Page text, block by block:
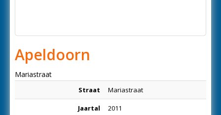
Apeldoorn
Mariastraat
Straat Mariastraat
Jaartal 2011